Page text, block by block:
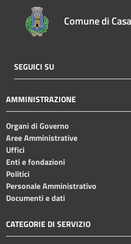
Comune di
SEGUICI SU
AMMINISTRAZIONE
Organi di Governo
Aree Amministrative
Uffici
Enti e fondazioni
Politici
Personale Amministrativo
Documenti e dati
CATEGORIE DI SERVIZIO